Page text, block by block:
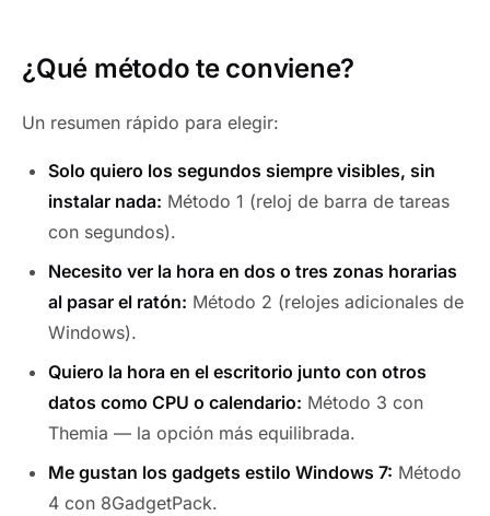
¿Qué método te conviene?
Un resumen rápido para elegir:
Solo quiero los segundos siempre visibles, sin
instalar nada: Método 1 (reloj de barra de tareas
con segundos).
Necesito ver la hora en dos o tres zonas horarias
al pasar el ratón: Método 2 (relojes adicionales de
Windows).
Quiero la hora en el escritorio junto con otros
datos como CPU o calendario: Método 3 con
Themia — la opción más equilibrada.
Me gustan los gadgets estilo Windows 7: Método
4 con 8GadgetPack.